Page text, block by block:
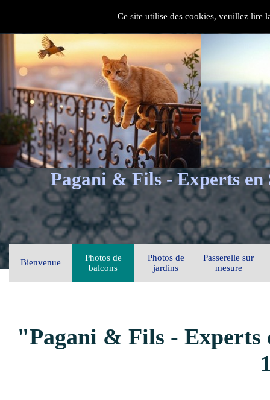
Ce site utilise des cookies, veuillez lire
Pagani & Fils - Experts en
Bienvenue
Photos de
balcons
Photos de
jardins
Passerelle sur
mesure
"Pagani & Fils - Experts